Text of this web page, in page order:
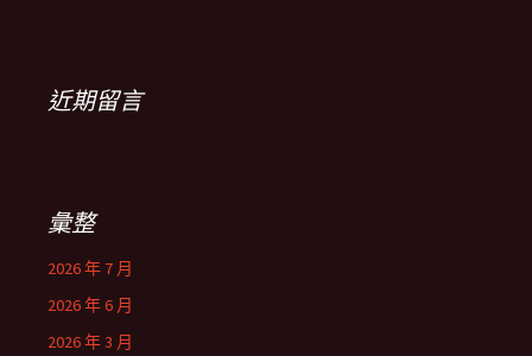
近期留言
彙整
2026 年 7 月
2026 年 6 月
2026 年 3 月